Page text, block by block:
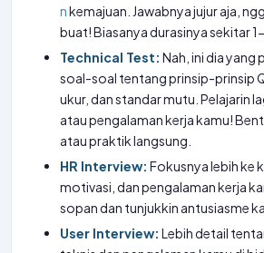
nkemajuan. Jawabnya jujur aja,
buat! Biasanya durasinya sekitar 1-
Technical Test: Nah, ini dia yang
soal-soal tentang prinsip-prinsip
ukur, dan standar mutu. Pelajarin
atau pengalaman kerja kamu!
atau praktik langsung.
HR Interview: Fokusnya lebih ke
motivasi, dan pengalaman kerja
sopan dan tunjukkin antusiasme
User Interview: Lebih detail